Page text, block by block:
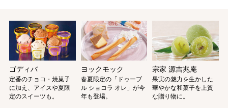
ゴディバ
定番のチョコ・焼菓子
に加え、アイスや夏限
定のスイーツも。
ヨックモック
春夏限定の「ドゥーブ
ル ショコラ オレ」が今
年も登場。
宗家 源吉兆庵
果実の魅力を生かした
華やかな和菓子を上質
な贈り物に。
フード＆スイーツ
ビューティー
大丸・松坂屋のギフト
バレンタインチョコレート
ホワイトデー
母の日